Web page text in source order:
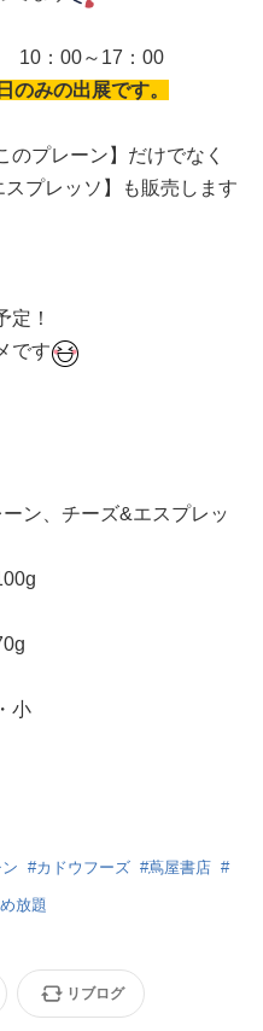
10：00～17：00
のみの出展です。
プレーン】だけでなく
プレッソ】も販売します
定！
です
ン、チーズ&エスプレッ
小
#カドウフーズ #蔦屋書店 #
放題
リブログ